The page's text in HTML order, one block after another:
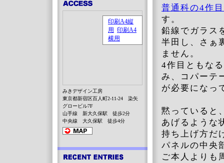
普通科の4作
す。
鉛線でガラス
半田し、さぁ
ません。
4作目ともな
み、コパーテ
が必要になっ
黙っていると
あげるような
持ち上げ方だ
パネルの中央
ご本人よりも
みきデザイン工房
東京都新宿区百人町2-11-24 染矢
グロービル7F
山手線 新大久保駅 徒歩2分
中央線 大久保駅 徒歩4分